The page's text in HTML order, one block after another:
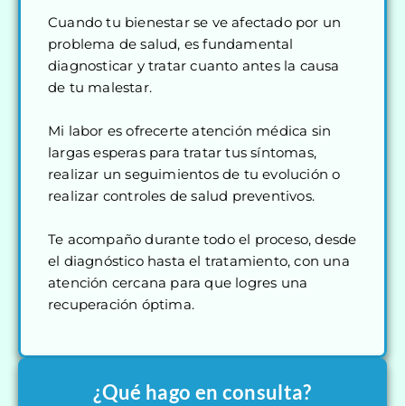
Cuando tu bienestar se ve afectado por un
problema de salud, es fundamental
diagnosticar y tratar cuanto antes la causa
de tu malestar.
Mi labor es ofrecerte atención médica sin
largas esperas para tratar tus síntomas,
realizar un seguimientos de tu evolución o
realizar controles de salud preventivos.
Te acompaño durante todo el proceso, desde
el diagnóstico hasta el tratamiento, con una
atención cercana para que logres una
recuperación óptima.
¿Qué hago en consulta?